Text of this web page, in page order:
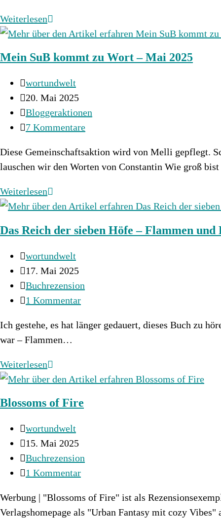
WeiterlesenStolz
und
–
Buch
vs.
BBC-
Mein SuB kommt zu Wort – Mai 2025
Beitrags-
Autor:
wortundwelt
Beitrag
veröffentlicht:
20. Mai 2025
Beitrags-
Kategorie:
Bloggeraktionen
Beitrags-
7 Kommentare
Diese Gemeinschaftsaktion wird von Melli gepflegt.
lauschen wir den Worten von Constantin Wie groß
WeiterlesenMein
SuB
zu
Wort
Das Reich der sieben Höfe – Flammen und
Beitrags-
Autor:
wortundwelt
Beitrag
veröffentlicht:
17. Mai 2025
Beitrags-
Kategorie:
Buchrezension
Beitrags-
1 Kommentar
Ich gestehe, es hat länger gedauert, dieses Buch zu
war – Flammen…
WeiterlesenDas
Reich
sieben
Höfe
–
Flammen
Blossoms of Fire
Beitrags-
Autor:
wortundwelt
Beitrag
veröffentlicht:
15. Mai 2025
Beitrags-
Kategorie:
Buchrezension
Beitrags-
1 Kommentar
Werbung | "Blossoms of Fire" ist als
Verlagshomepage als "Urban Fantasy mit cozy